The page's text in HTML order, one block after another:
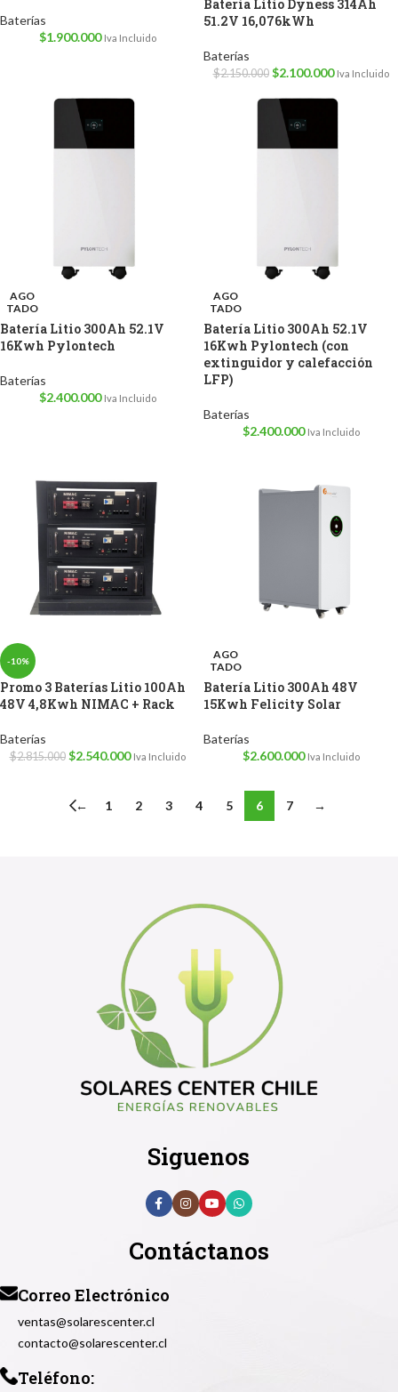
Baterías
$1.900.000 Iva Incluido
Batería Litio Dyness 314Ah
51.2V 16,076kWh
Baterías
$2.150.000 $2.100.000 Iva Incluido
AGO
TADO
Batería Litio 300Ah 52.1V
16Kwh Pylontech
Baterías
$2.400.000 Iva Incluido
AGO
TADO
Batería Litio 300Ah 52.1V
16Kwh Pylontech (con
extinguidor y calefacción
LFP)
Baterías
$2.400.000 Iva Incluido
-10%
Promo 3 Baterías Litio 100Ah
48V 4,8Kwh NIMAC + Rack
Baterías
$2.815.000 $2.540.000 Iva Incluido
AGO
TADO
Batería Litio 300Ah 48V
15Kwh Felicity Solar
Baterías
$2.600.000 Iva Incluido
← 1 2 3 4 5 6 7 →
Siguenos
Contáctanos
Correo Electrónico
ventas@solarescenter.cl
contacto@solarescenter.cl
Teléfono: